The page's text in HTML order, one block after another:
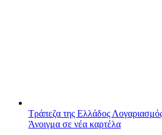
Τράπεζα της Ελλάδος
Άνοιγμα σε νέα καρτέλα